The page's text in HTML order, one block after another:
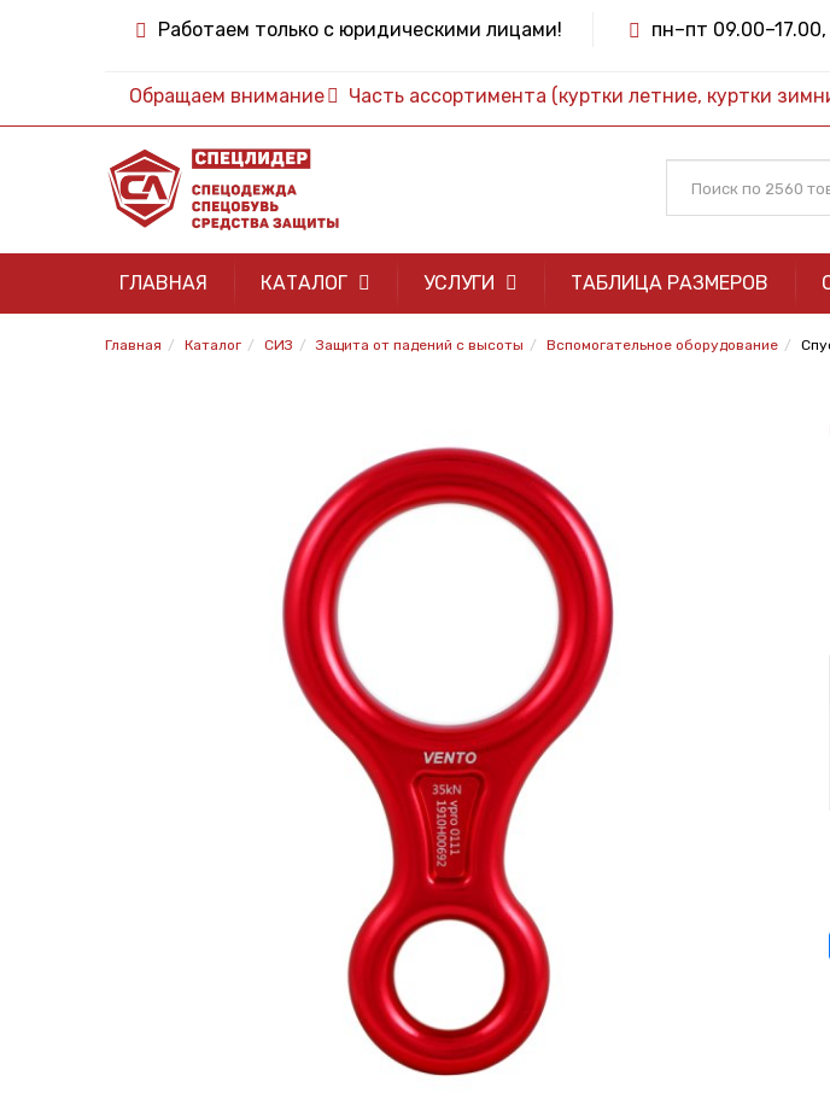
Работаем только с юридическими лицами! пн–пт
Обращаем внимание Часть ассортимента (куртки летние, куртки
ГЛАВНАЯ КАТАЛОГ УСЛУГИ ТАБЛИЦА РАЗМЕРОВ
Главная Каталог СИЗ Защита от падений с высоты Вспомогательное оборудование